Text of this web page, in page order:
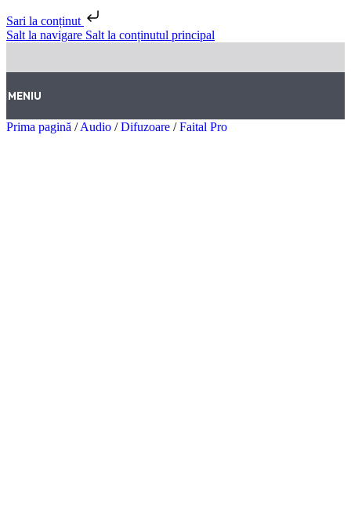
Sari la conținut
Salt la navigare Salt la conținutul principal
MENIU
Prima pagină / Audio / Difuzoare / Faital Pro